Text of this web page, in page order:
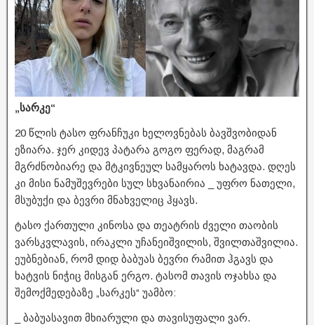
„სარკე“
20 წლის ტასო ფრანჩუკი ხელოვნებას ბავშვობიდან
ეზიარა. ჯერ კიდევ პატარა გოგო ფერად, მაგრამ
მგრძნობიარე და მტკივნეულ სამყაროს ხატავდა. დღეს
კი მისი ნამუშევრები სულ სხვანაირია _ უფრო ნათელი,
მსუბუქი და ბევრი მნახველიც ჰყავს.
ტასო ქართული კინოსა და თეატრის ძველი თაობის
ვარსკვლავის, ირაკლი უჩანეიშვილის, შვილთაშვილია.
ეუბნებიან, რომ დიდ ბაბუას ბევრი რამით ჰგავს და
ხატვის ნიჭიც მისგან ერგო. ტასომ თავის ოჯახსა და
შემოქმედებაზე „სარკეს“ უამბო:
_ ბაბუასავით მხიარული და თავისუფალი ვარ.